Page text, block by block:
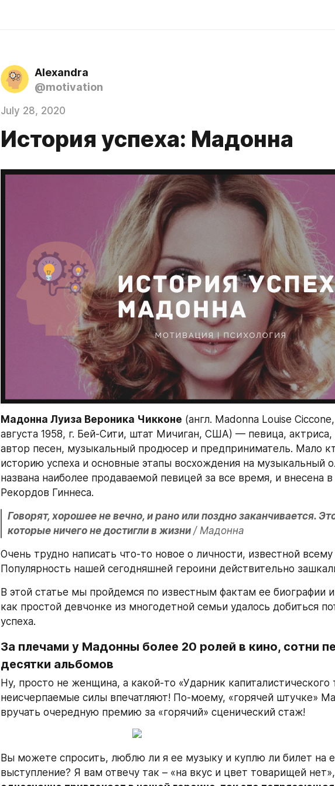
Alexandra
@motivation
July 28, 2020
История успеха: Мадонна
Мадонна Луиза Вероника Чикконе (англ. Madonna Louise
августа 1958, г. Бей-Сити, штат Мичиган, США) — певица,
автор песен, музыкальный продюсер и предприниматель. Мало
историю успеха и основные этапы восхождения на музыкальный
названа наиболее продаваемой певицей за все время, и внесена в
Рекордов Гиннеса.
Говорят, хорошее не вечно, и рано или поздно заканчивается.
которые ничего не достигли в жизни / Мадонна
Очень трудно написать что-то новое о личности, известной
Популярность нашей сегодняшней героини действительно
В этой статье мы пройдемся по известным фактам ее биографии
как простой девчонке из многодетной семьи удалось добиться
успеха.
За плечами у Мадонны более 20 ролей в кино, сотни
десятки альбомов
Ну, просто не женщина, а какой-то «Ударник капиталистического
неисчерпаемые силы впечатляют! По-моему, «горячей штучке»
вручать очередную премию за «горячий» сценический стаж!
Вы можете спросить, люблю ли я ее музыку и куплю ли билет на
выступление? Я вам отвечу так – «на вкус и цвет товарищей